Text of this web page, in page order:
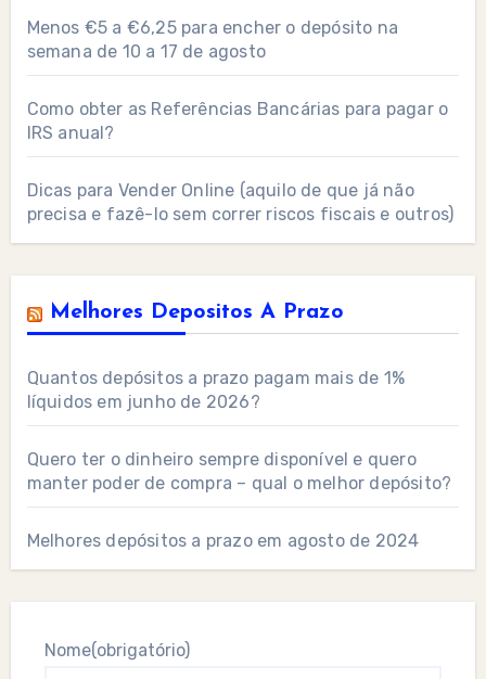
Menos €5 a €6,25 para encher o depósito na
semana de 10 a 17 de agosto
Como obter as Referências Bancárias para pagar o
IRS anual?
Dicas para Vender Online (aquilo de que já não
precisa e fazê-lo sem correr riscos fiscais e outros)
Melhores Depositos A Prazo
Quantos depósitos a prazo pagam mais de 1%
líquidos em junho de 2026?
Quero ter o dinheiro sempre disponível e quero
manter poder de compra – qual o melhor depósito?
Melhores depósitos a prazo em agosto de 2024
Nome(obrigatório)